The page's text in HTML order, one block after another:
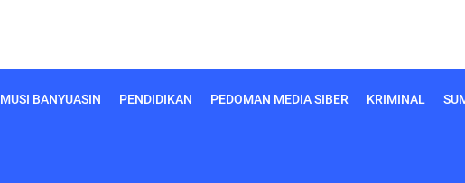
MUSI BANYUASIN PENDIDIKAN PEDOMAN MEDIA SIBER KRIMINAL